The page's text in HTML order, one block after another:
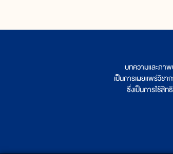
บทความและภาพ
เป็นการเผยแพร่วิชา
ซึ่งเป็นการใช้สิ